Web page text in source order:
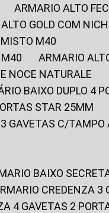
ARMARIO ALTO
ALTO GOLD COM
MISTO M40
M40
ARMARIO
NOCE NATURALE
BAIXO DUPLO 4
STAR 25MM
3 GAVETAS C/
BAIXO
ARMARIO CREDENZA
4 GAVETAS 2